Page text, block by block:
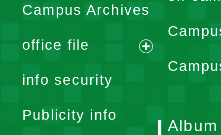
Campus Archives
office file
expand
info security
Publicity info
Album